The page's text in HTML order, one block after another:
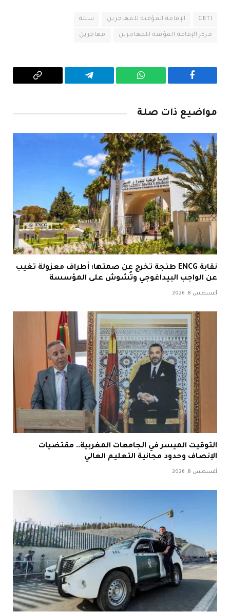
CETI الإقامة المؤقتة للمهاجرين سبتة
مركز الإقامة المؤقتة للمهاجرين مهاجرين
فيسبوك واتساب تيلقرام
Copy
مواضيع ذات صلة
نقابة ENCG طنجة تخرج عن صمتها: أطراف معزولة تغيب
عن الواجب البيداغوجي وتُشوش على المؤسسة
أغسطس 8, 2026
التوقيت الميسر في الجامعات المغربية.. مقتضيات
الإنصاف وحدود مجانية التعليم العالي
أغسطس 8, 2026